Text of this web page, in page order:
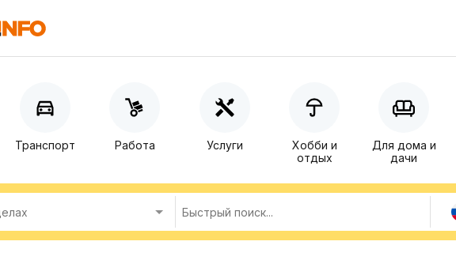
Транспорт Работа Услуги
Хобби и
отдых
Для дома и
дачи